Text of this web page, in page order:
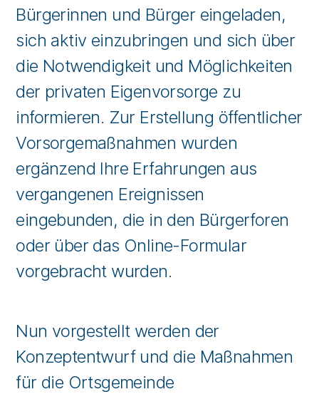
Bürgerinnen und Bürger eingeladen,
sich aktiv einzubringen und sich über
die Notwendigkeit und Möglichkeiten
der privaten Eigenvorsorge zu
informieren. Zur Erstellung öffentlicher
Vorsorgemaßnahmen wurden
ergänzend Ihre Erfahrungen aus
vergangenen Ereignissen
eingebunden, die in den Bürgerforen
oder über das Online-Formular
vorgebracht wurden.
Nun vorgestellt werden der
Konzeptentwurf und die Maßnahmen
für die Ortsgemeinde